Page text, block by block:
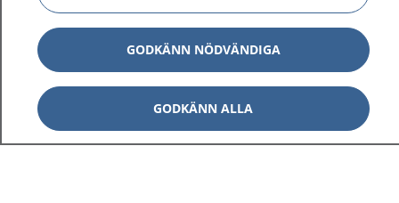
1177 på flera språk Visa
Om 1177 Visa
GODKÄNN NÖDVÄNDIGA
GODKÄNN ALLA